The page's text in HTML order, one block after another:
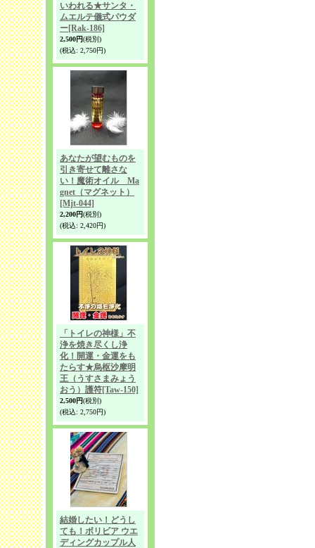
いわれる★サンタ・
ムエルテ儀式パウダ
ー[Rak-186]
2,500円(税別)
(税込: 2,750円)
あなたが望むものを
引き寄せて離さな
い！魔術オイル Ma
gnet（マグネット）
[Mjt-044]
2,200円(税別)
(税込: 2,420円)
「トイレの神様」不
浄を焼き尽くし浄
化！開運・金運をも
たらす★烏枢沙摩明
王（うすさまみょう
おう）護符[Taw-150]
2,500円(税別)
(税込: 2,750円)
結婚したい！どうし
ても！ボリビア ウエ
ディングカップル人